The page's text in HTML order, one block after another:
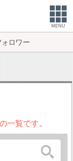
MENU
ォロワー
一覧です。